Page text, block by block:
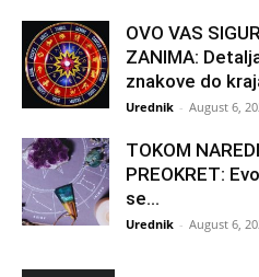
OVO VAS
ZANIMA:
znakove do
Urednik - August 6,
TOKOM
PREOKRET:
se...
Urednik - August 6,